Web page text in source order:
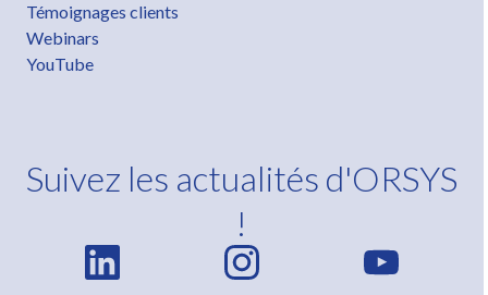
Témoignages clients
Webinars
YouTube
Suivez les actualités d'ORSYS
!